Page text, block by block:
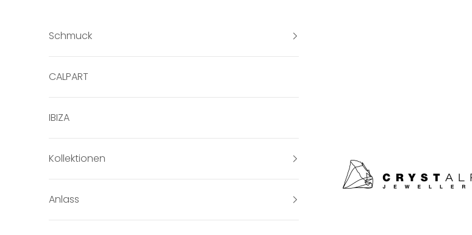
crystalpjewelry
Schmuck
CALPART
IBIZA
Kollektionen
Anlass